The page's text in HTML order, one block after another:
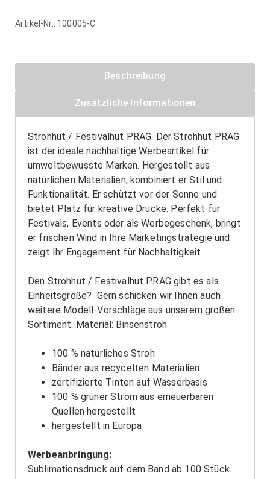
Artikel-Nr.: 100005-C
Beschreibung
Zusätzliche Informationen
Strohhut / Festivalhut PRAG. Der Strohhut PRAG
ist der ideale nachhaltige Werbeartikel für
umweltbewusste Marken. Hergestellt aus
natürlichen Materialien, kombiniert er Stil und
Funktionalität. Er schützt vor der Sonne und
bietet Platz für kreative Drucke. Perfekt für
Festivals, Events oder als Werbegeschenk, bringt
er frischen Wind in Ihre Marketingstrategie und
zeigt Ihr Engagement für Nachhaltigkeit.
Den Strohhut / Festivalhut PRAG gibt es als
Einheitsgröße? Gern schicken wir Ihnen auch
weitere Modell-Vorschläge aus unserem großen
Sortiment. Material: Binsenstroh
100 % natürliches Stroh
Bänder aus recycelten Materialien
zertifizierte Tinten auf Wasserbasis
100 % grüner Strom aus erneuerbaren
Quellen hergestellt
hergestellt in Europa
Werbeanbringung:
Sublimationsdruck auf dem Band ab 100 Stück.